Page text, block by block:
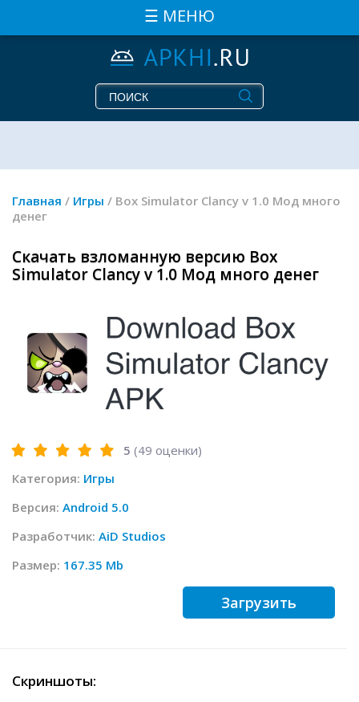
☰ МЕНЮ
Главная / Игры / Box Simulator Clancy v 1.0 Мод много
денег
Скачать взломанную версию Box
Simulator Clancy v 1.0 Мод много денег
5 (49 оценки)
Категория: Игры
Версия: Android 5.0
Разработчик: AiD Studios
Размер: 167.35 Mb
Загрузить
Скриншоты: